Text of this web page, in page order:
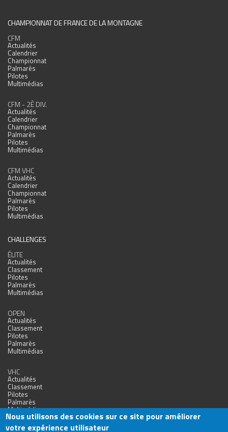
CHAMPIONNAT DE FRANCE DE LA MONTAGNE
CFM
Actualités
Calendrier
Championnat
Palmarès
Pilotes
Multimédias
CFM - 2È DIV.
Actualités
Calendrier
Championnat
Palmarès
Pilotes
Multimédias
CFM VHC
Actualités
Calendrier
Championnat
Palmarès
Pilotes
Multimédias
CHALLENGES
ÉLITE
Actualités
Classement
Pilotes
Palmarès
Multimédias
OPEN
Actualités
Classement
Pilotes
Palmarès
Multimédias
VHC
Actualités
Classement
Pilotes
Palmarès
Multimédias
Nous utilisons des cookies sur ce site pour améliorer
votre expérience utilisateur